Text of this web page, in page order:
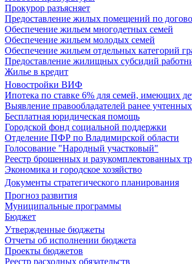
Прокурор разъясняет
Предоставление жилых помещений по
Обеспечение жильем многодетных семей
Обеспечение жильем молодых семей
Обеспечение жильем отдельных категорий
Предоставление жилищных субсидий
Жилье в кредит
Новостройки ВИФ
Ипотека по ставке 6% для семей, имеющих
Выявление правообладателей ранее
Бесплатная юридическая помощь
Городской фонд социальной поддержки
Отделение ПФР по Владимирской области
Голосование "Народный участковый"
Реестр брошенных и разукомплектованных
Экономика и городское хозяйство
Документы стратегического планирования
Прогноз развития
Муниципальные программы
Бюджет
Утвержденные бюджеты
Отчеты об исполнении бюджета
Проекты бюджетов
Реестр расходных обязательств